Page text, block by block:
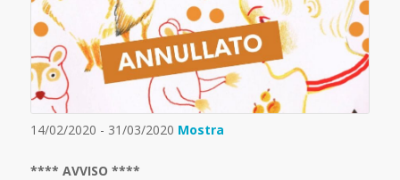
14/02/2020 - 31/03/2020 Mostra
**** AVVISO ****